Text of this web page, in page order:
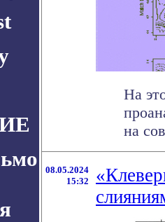
На
на
08.05.2024
15:32